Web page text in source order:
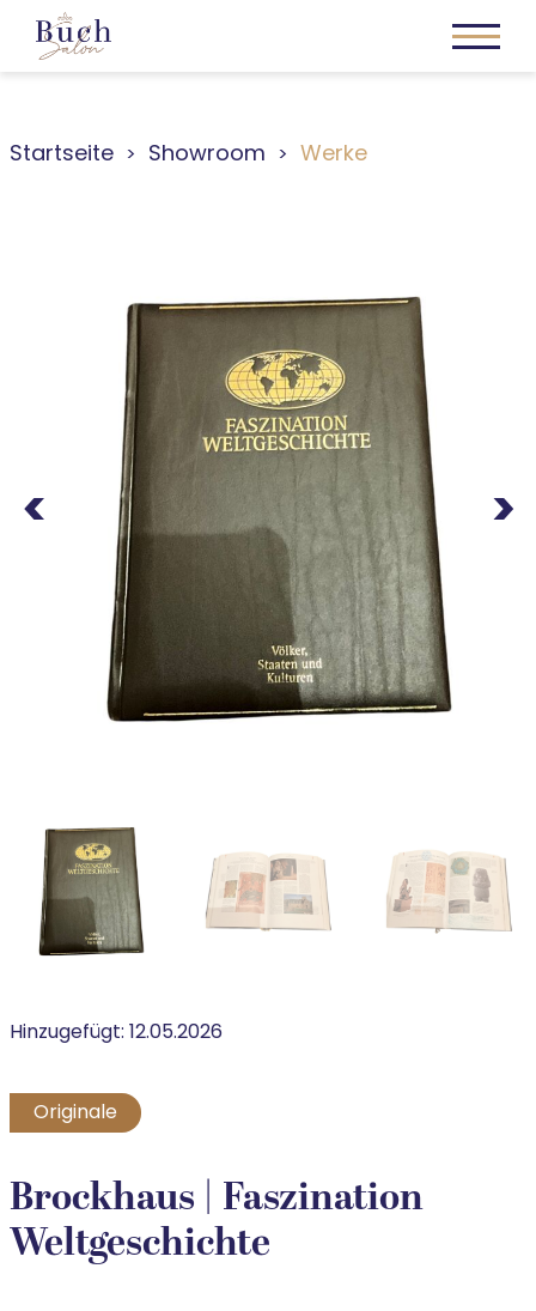
Startseite Showroom Werke
Next
Hinzugefügt:12.05.2026
Originale
Brockhaus | Faszination
Weltgeschichte